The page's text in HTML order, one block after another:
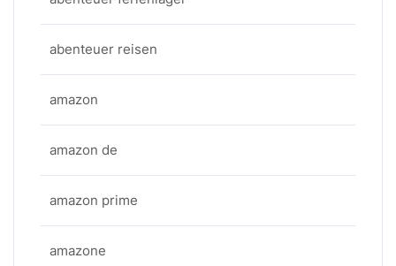
abenteuer reisen
amazon
amazon de
amazon prime
amazone